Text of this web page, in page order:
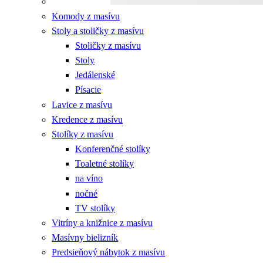
Komody z masívu
Stoly a stoličky z masívu
Stoličky z masívu
Stoly
Jedálenské
Písacie
Lavice z masívu
Kredence z masívu
Stolíky z masívu
Konferenčné stolíky
Toaletné stolíky
na víno
nočné
TV stolíky
Vitríny a knižnice z masívu
Masívny bielizník
Predsieňový nábytok z masívu